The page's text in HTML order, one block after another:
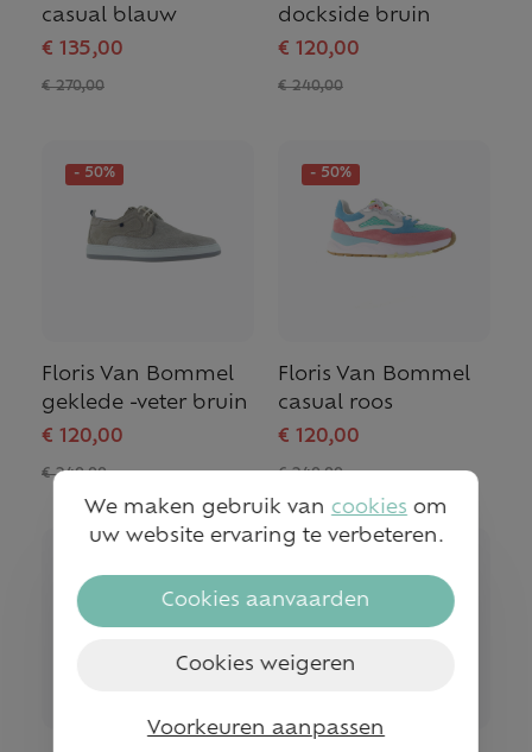
casual blauw
€ 135,00
€ 270,00
dockside bruin
€ 120,00
€ 240,00
- 50%
Floris Van Bommel
geklede -veter bruin
€ 120,00
€ 240,00
- 50%
Floris Van Bommel
casual roos
€ 120,00
€ 240,00
We maken gebruik van cookies om
uw website ervaring te verbeteren.
Cookies aanvaarden
Cookies weigeren
Voorkeuren aanpassen